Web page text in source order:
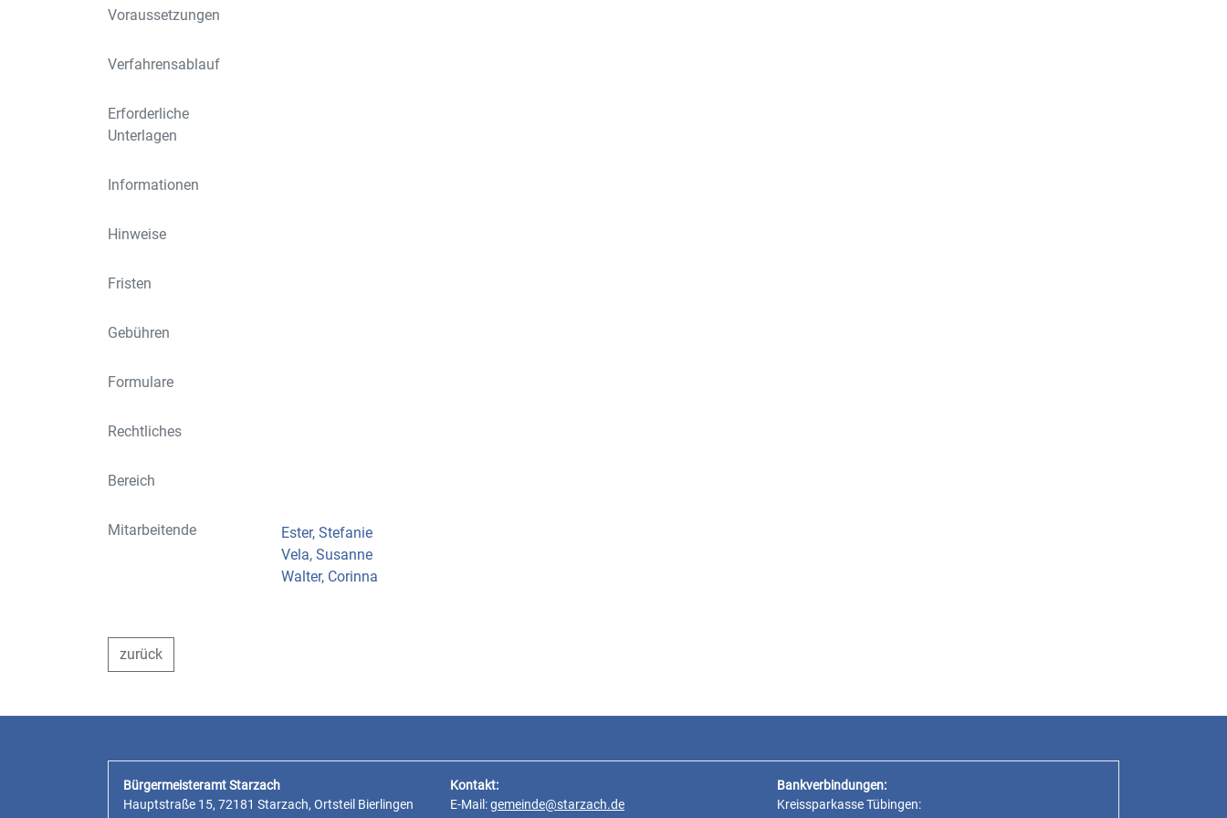
Voraussetzungen
Verfahrensablauf
Erforderliche
Unterlagen
Informationen
Hinweise
Fristen
Gebühren
Formulare
Rechtliches
Bereich
Mitarbeitende
Ester, Stefanie
Vela, Susanne
Walter, Corinna
zurück
Bürgermeisteramt Starzach
Hauptstraße 15, 72181 Starzach, Ortsteil Bierlingen
Kontakt:
E-Mail:gemeinde@starzach.de
Bankverbindungen:
Kreissparkasse Tübingen: